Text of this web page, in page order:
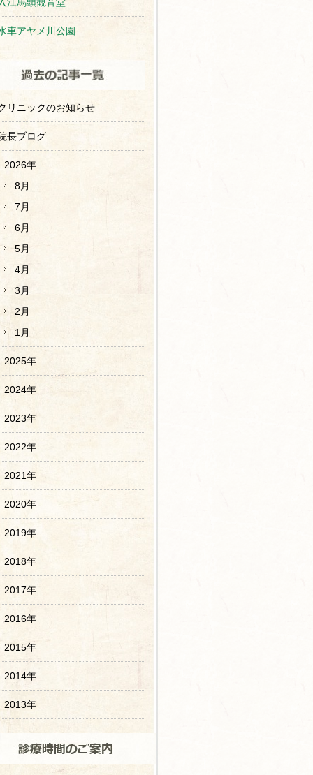
車アヤメ川公園
リニックのお知らせ
長ブログ
2026年
8月
7月
6月
5月
4月
3月
2月
1月
2025年
2024年
2023年
2022年
2021年
2020年
2019年
2018年
2017年
2016年
2015年
2014年
2013年